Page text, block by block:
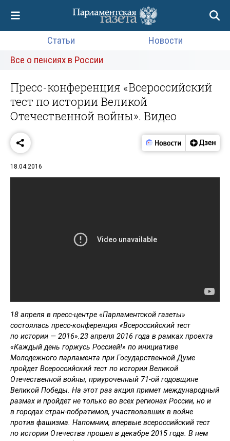
Статьи
Новости
Все о пенсиях в России
Пресс-конференция «Всероссийский
тест по истории Великой
Отечественной войны». Видео
18.04.2016
18 апреля в пресс-центре «Парламентской газеты»
состоялась пресс-конференция «Всероссийский тест
по истории — 2016».23 апреля 2016 года в рамках проекта
«Каждый день горжусь Россией!» по инициативе
Молодежного парламента при Государственной Думе
пройдет Всероссийский тест по истории Великой
Отечественной войны, приуроченный 71-ой годовщине
Великой Победы. На этот раз акция примет международный
размах и пройдет не только во всех регионах России, но и
в городах стран-побратимов, участвовавших в войне
против фашизма. Напомним, впервые всероссийский тест
по истории Отечества прошел в декабре 2015 года. В нем